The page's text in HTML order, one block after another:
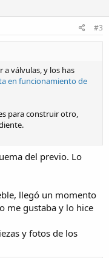
#3
a válvulas, y los has
en funcionamiento de
para construir otro,
del previo. Lo
llegó un momento
me gustaba y lo hice
y fotos de los